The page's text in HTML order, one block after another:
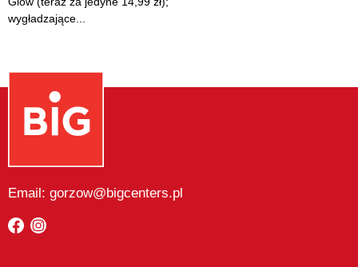
wygładzające...
Email: gorzow@bigcenters.pl